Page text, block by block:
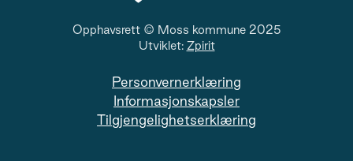
Opphavsrett © Moss kommune 2025
Utviklet: Zpirit
Personvernerklæring
Informasjonskapsler
Tilgjengelighetserklæring